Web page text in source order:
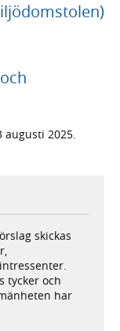
augusti 2025.
skickas
tycker och
har